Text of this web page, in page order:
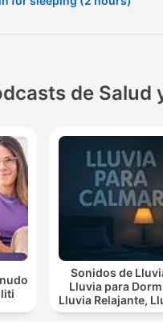
your
de Salud
Sonidos de
Lluvia para
Lluvia Relajante, Lluvia
Suave, Lluvia Para